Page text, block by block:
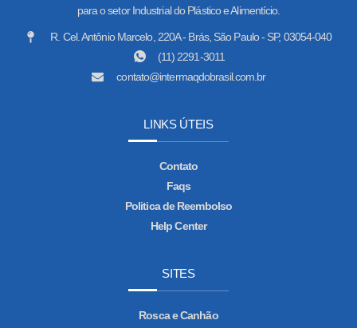
para o setor Industrial do Plástico e Alimentício.
R. Cel. Antônio Marcelo, 220A - Brás, São Paulo - SP, 03054-040
(11) 2291-3011
contato@intermaqdobrasil.com.br
LINKS ÚTEIS
Contato
Faqs
Politica de Reembolso
Help Center
SITES
Rosca e Canhão